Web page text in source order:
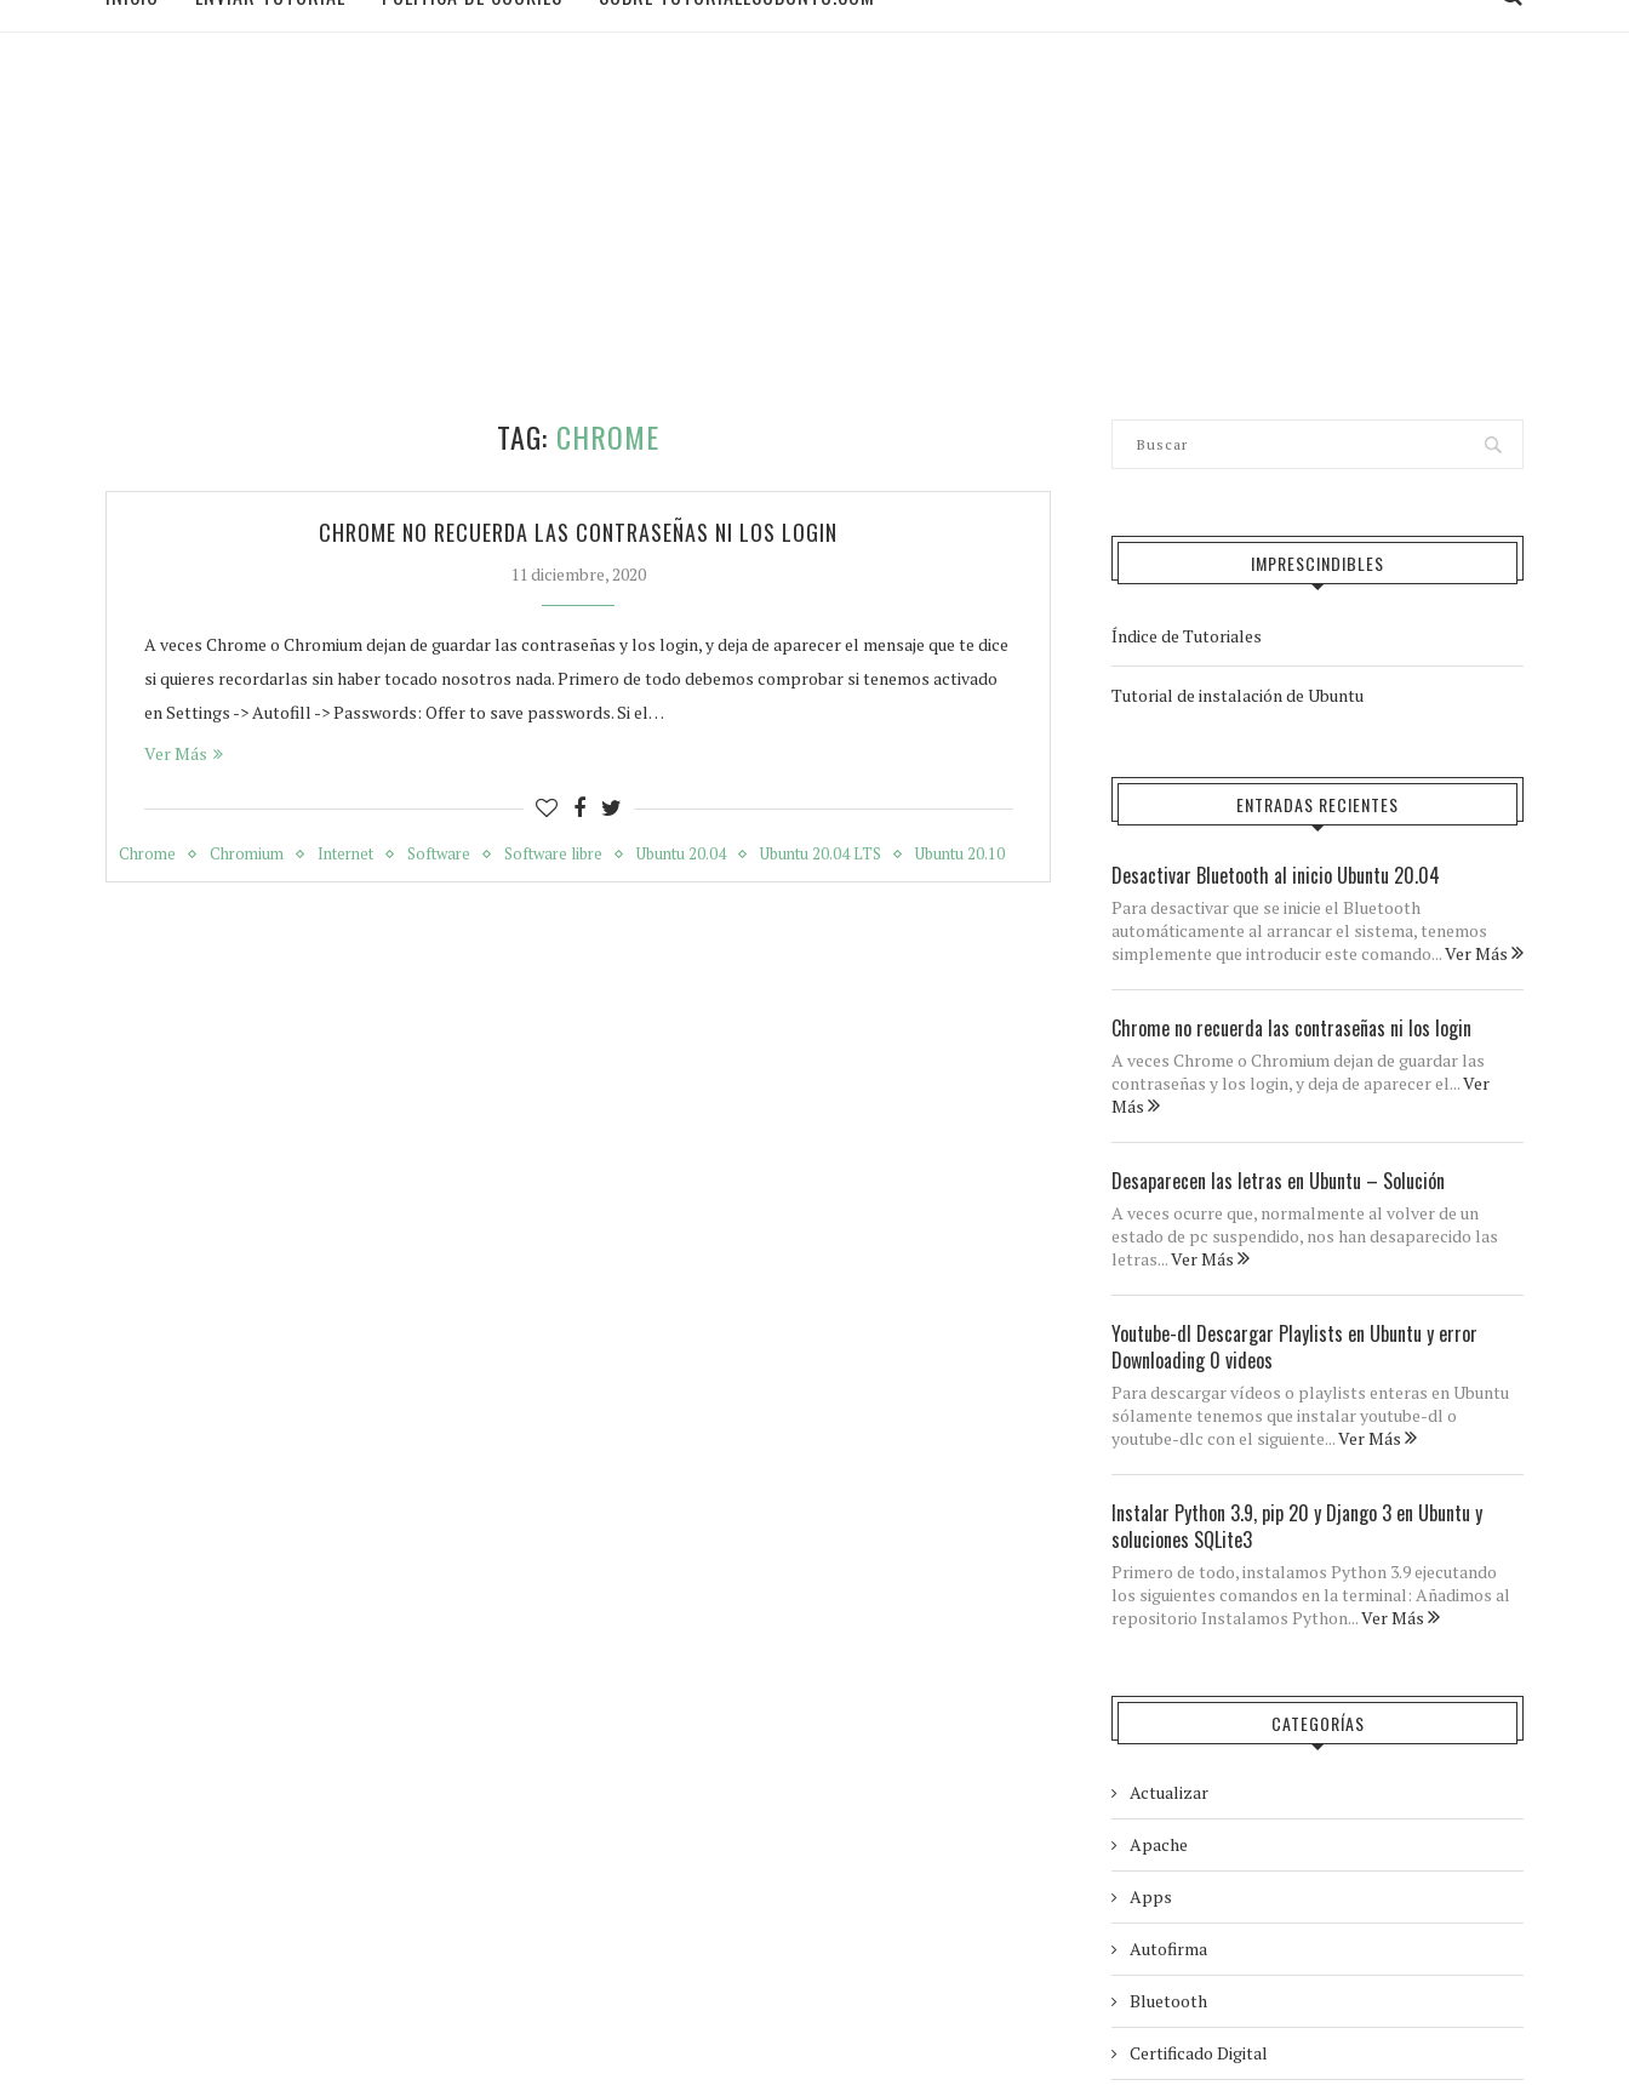
TAG: CHROME
CHROME NO RECUERDA LAS CONTRASEÑAS NI LOS LOGIN
11 diciembre, 2020
A veces Chrome o Chromium dejan de guardar las contraseñas y los login, y deja de aparecer el mensaje que te dice
si quieres recordarlas sin haber tocado nosotros nada. Primero de todo debemos comprobar si tenemos activado
en Settings -> Autofill -> Passwords: Offer to save passwords. Si el…
Ver Más
Chrome Chromium Internet Software Software libre Ubuntu 20.04 Ubuntu 20.04 LTS Ubuntu 20.10
IMPRESCINDIBLES
Índice de Tutoriales
Tutorial de instalación de Ubuntu
ENTRADAS RECIENTES
Desactivar Bluetooth al inicio Ubuntu 20.04
Para desactivar que se inicie el Bluetooth
automáticamente al arrancar el sistema, tenemos
simplemente que introducir este comando...Ver Más
Chrome no recuerda las contraseñas ni los login
A veces Chrome o Chromium dejan de guardar las
contraseñas y los login, y deja de aparecer el...Ver
Más
Desaparecen las letras en Ubuntu – Solución
A veces ocurre que, normalmente al volver de un
estado de pc suspendido, nos han desaparecido las
letras...Ver Más
Youtube-dl Descargar Playlists en Ubuntu y error
Downloading 0 videos
Para descargar vídeos o playlists enteras en Ubuntu
sólamente tenemos que instalar youtube-dl o
youtube-dlc con el siguiente...Ver Más
Instalar Python 3.9, pip 20 y Django 3 en Ubuntu y
soluciones SQLite3
Primero de todo, instalamos Python 3.9 ejecutando
los siguientes comandos en la terminal: Añadimos al
repositorio Instalamos Python...Ver Más
CATEGORÍAS
Actualizar
Apache
Apps
Autofirma
Bluetooth
Certificado Digital